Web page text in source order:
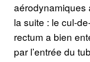
aérodynamiques
la suite : le cul-
rectum a bien
par l’entrée du